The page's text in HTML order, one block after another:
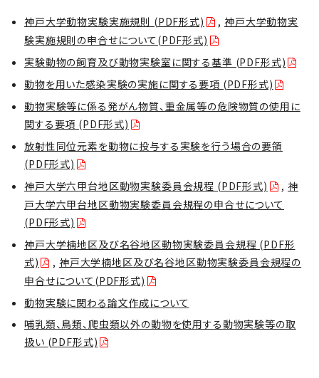
神戸大学動物実験実施規則 (PDF形式) , 神戸大学動物実
験実施規則の申合せについて(PDF形式)
実験動物の飼育及び動物実験室に関する基準 (PDF形式)
動物を用いた感染実験の実施に関する要項 (PDF形式)
動物実験等に係る発がん物質、重金属等の危険物質の使用に
関する要項 (PDF形式)
放射性同位元素を動物に投与する実験を行う場合の要領
(PDF形式)
神戸大学六甲台地区動物実験委員会規程 (PDF形式)
,神
戸大学六甲台地区動物実験委員会規程の申合せについて
(PDF形式)
神戸大学楠地区及び名谷地区動物実験委員会規程 (PDF形
式)
, 神戸大学楠地区及び名谷地区動物実験委員会規程の
申合せについて(PDF形式)
動物実験に関わる論文作成について
哺乳類、鳥類、爬虫類以外の動物を使用する動物実験等の取
扱い (PDF形式)